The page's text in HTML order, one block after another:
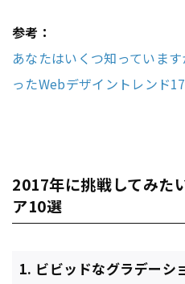
参考：
あなたはいくつ知っていま
ったWebデザイントレンド
2017年に挑戦してみた
ア10選
1. ビビッドなグラデーシ